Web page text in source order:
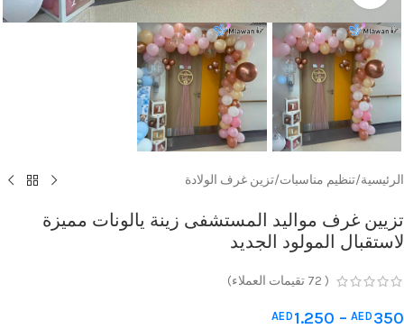
الرئيسية/تنظيم مناسبات/تزين غرف الولادة
تزيين غرف مواليد المستشفى زينة يالونات مميزة
لاستقبال المولود الجديد
(
72 تقيمات العملاء)
AED 350
–
AED 1.250